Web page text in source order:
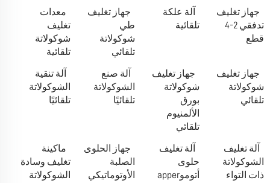
جهاز تغليف
تدفقي 2-4
قطع
آلة علكة
تلقائية
جهاز تغليف
طي
شوكولاتة
تلقائي
معدات
تغليف
شوكولاتة
تلقائية
جهاز تغليف
شوكولاتة
تلقائي
جهاز تغليف
شوكولاتة
بورق
الألمنيوم
تلقائي
آلة صنع
الشوكولاتة
تلقائيًا
آلة تنقية
الشوكولاتة
تلقائيًا
آلة تغليف
الشوكولاتة
ذات التواء
آلة تغليف
حلوى
أتوموapper
جهاز الحلوى
الصلبة
الأوتوماتيكي
ماكينة
تغليف وسادة
الشوكولاتة